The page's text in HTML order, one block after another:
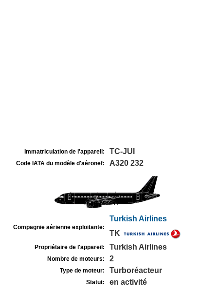
Immatriculation de l'appareil: TC-JUI
Code IATA du modèle d'aéronef: A320 232
Compagnie aérienne exploitante:
Turkish Airlines
TK
Propriétaire de l'appareil: Turkish Airlines
Nombre de moteurs: 2
Type de moteur: Turboréacteur
Statut: en activité